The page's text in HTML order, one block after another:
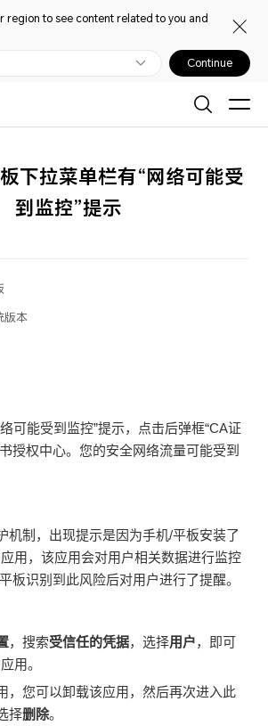
region to see content related to you and
Continue
下拉菜单栏有“网络可能受
到监控”提示
版本
可能受到监控”提示，点击后弹框“CA证
授权中心。您的安全网络流量可能受到
机制，出现提示是因为手机/平板安装了
用，该应用会对用户相关数据进行监控
板识别到此风险后对用户进行了提醒。
，搜索受信任的凭据，选择用户，即可
用。
，您可以卸载该应用，然后再次进入此
择删除。